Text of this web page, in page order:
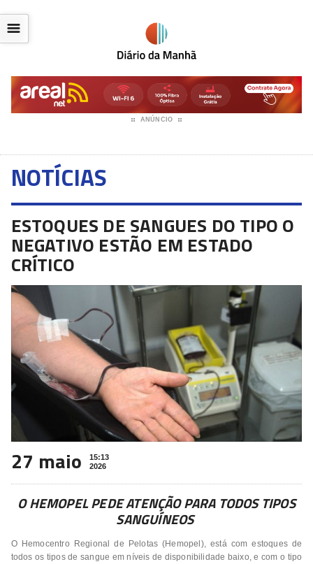
ANÚNCIO
☰
NOTÍCIAS
ESTOQUES DE SANGUES DO TIPO O
NEGATIVO ESTÃO EM ESTADO
CRÍTICO
27 maio
15:13
2026
O HEMOPEL PEDE ATENÇÃO PARA TODOS TIPOS
SANGUÍNEOS
O Hemocentro Regional de Pelotas (Hemopel), está com estoques de
todos os tipos de sangue em níveis de disponibilidade baixo, e com o tipo